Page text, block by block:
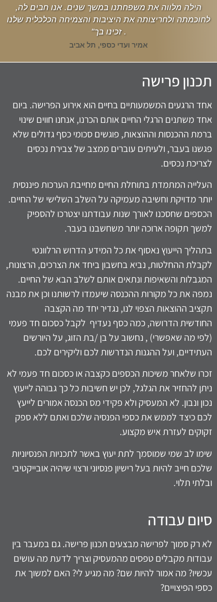
הילה מלווה את משפחתנו במשך שנים. אנו חבים לה,
לחוכמתה ולחריצותה את היציבות והצמיחה הכלכלית שלנו
. זכינו בך"
אמיר ועדי כספי, תל אביב
תכנון פרישה
אחד הרגעים המשמעותיים בחיים הוא אירוע הפרישה. ביום
אחד משתנים הרגלי החיים אותם הכרנו, אנחנו חווים שינוי
ברמת ההכנסות וההוצאות, פוגשים סכומי כסף גדולים שלא
פגשנו בעבר, ולעיתים עוברים ממצב של צבירת נכסים
לצריכת נכסים.
העלייה המתמדת בתוחלת החיים מחייבת הערכות פיננסית
יותר מדויקת וחשיבה מעמיקה על השלב השלישי של החיים.
הכספים שחסכנו לאורך שנות עבודתנו יצטרכו להספיק
למשך תקופה ארוכה יותר משחשבנו בעבר.
בתהליך הייעוץ נאסוף את כל המידע הדרוש הרלוונטי
לקבלת ההחלטות, נביא בחשבון ביחד את הצרכים, הרצונות,
המגבלות והשאיפות ונתאים אותם לשלב הבא של החיים.
נמפה את כל מקורות ההכנסה שיעמדו לרשותנו וכן את מבנה
תקציב ההוצאות הצפוי לנו, נגדיר יחד מה הקצבה
החודשית הדרושה, כמה כסף נעדיף לקבל כסכום חד פעמי
(לפי מה שאפשרי) , נחשוב על בן /בת הזוג, על היורשים
העתידיים, ועל ההגנות הנדרשות לכם וליקירים לכם.
זכרו שלאחר משיכות הכספים כקצבה או כסכום חד פעמי לא
ניתן להחזיר את הגלגל, לכן יש חשיבות כל כך גבוהה לייעוץ
נכון ונבון. לא המעסיק ולא פקידי מס הכנסה אמורים לייעץ
לכם כיצד לממש את כספי הפנסיה שלכם ואתם ללא ספק
זקוקים לעזרת איש מקצוע.
שימו לב שמי שמוסמך לתת יעוץ באשר לתכניות הפנסיוניות
שלכם חייב להיות בעל רישיון פנסיוני ורצוי שיהיה אובייקטיבי
ובלתי תלוי.
סיום עבודה
לא רק סמוך לפרישה מבצעים תכנון פרישה. גם במעבר בין
עבודות מקבלים טפסים מהמעסיק וצריך לדעת מה עושים
עכשיו? מה אמור להיות שם? מה מגיע לי? האם למשוך את
כספי הפיצויים?